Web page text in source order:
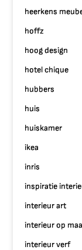
heerkens
hoffz
hoog design
hotel chique
hubbers
huis
huiskamer
ikea
inris
inspiratie
interieur art
interieur op
interieur verf